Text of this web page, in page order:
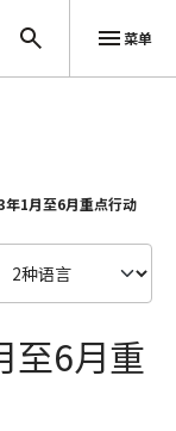
菜单
年1月至6月重点行动
至6月重